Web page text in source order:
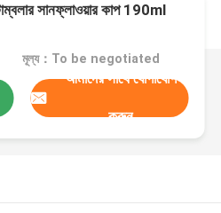
সানফ্লাওয়ার কাপ 190ml
মূল্য：To be negotiated
আমাদের সাথে যোগাযোগ
করুন